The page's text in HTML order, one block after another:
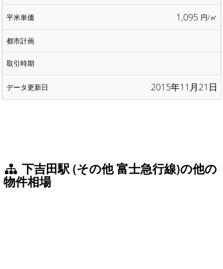
1,095 円/㎡
2015年11月21日
下吉田駅 (その他 富士急行線)の他の
物件相場